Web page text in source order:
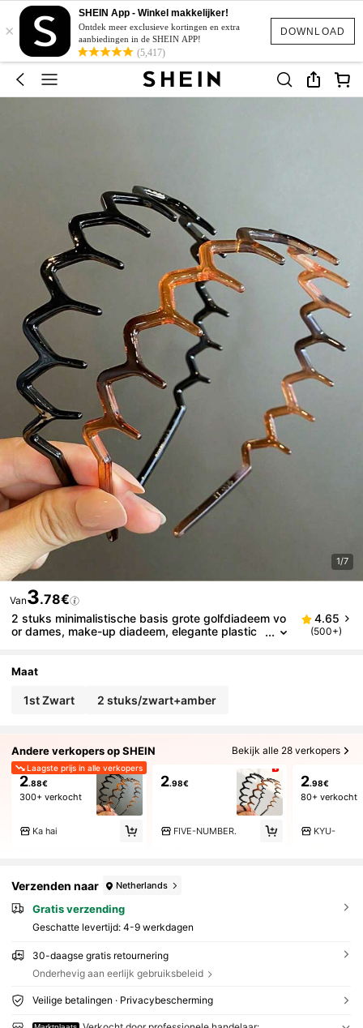
DOWNLOAD
×
SHEIN App - Winkel makkelijker!
Ontdek meer exclusieve kortingen en extra
aanbiedingen in de SHEIN APP!
(5,417)
1/7
Van3.78€
2 stuks minimalistische basis grote golfdiadeem vo
or dames, make-up diadeem, elegante plastic
4.65
(500+)
Maat
1st Zwart 2 stuks/zwart+amber
Andere verkopers op SHEIN Bekijk alle 28 verkopers
Laagste prijs in alle verkopers
2.88€
300+ verkocht
Ka hai
2.98€
FIVE-NUMBER.
2.98€
80+ verkocht
KYU-
Verzenden naar Netherlands
Gratis verzending
Geschatte levertijd: 4-9 werkdagen
30-daagse gratis retournering
Onderhevig aan eerlijk gebruiksbeleid
Veilige betalingen · Privacybescherming